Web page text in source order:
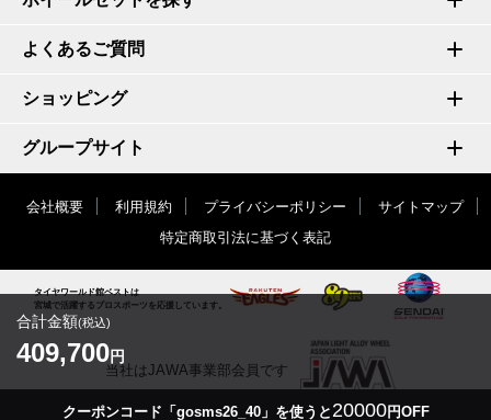
合計金額(税込)
409,700円
クーポンコード「gosms26_40」を使うと 20000円OFF
よくあるご質問
ショッピング
グループサイト
会社概要 利用規約 プライバシーポリシー
サイトマップ
特定商取引法に基づく表記
タイヤワールド館ベストは
宮城で活躍するプロスポーツを応援しています。
当社はJAWA事業部会員です